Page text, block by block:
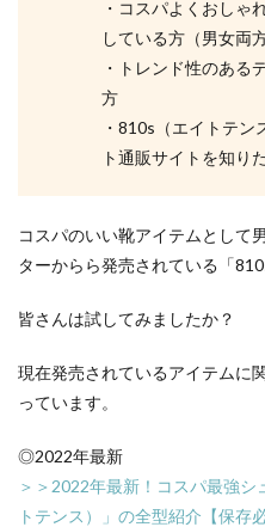
・コスパよくおしゃ
している方（男女両方
・トレンド性のある
方
・810s（エイトテン
ト通販サイトを知り
コスパのいい靴アイテムとして
ターからら発売されている「
皆さんは試してみましたか？
現在発売されているアイテムに
っています。
◎2022年最新
＞＞2022年最新！コスパ最強
トテンス）」の全型紹介【保存